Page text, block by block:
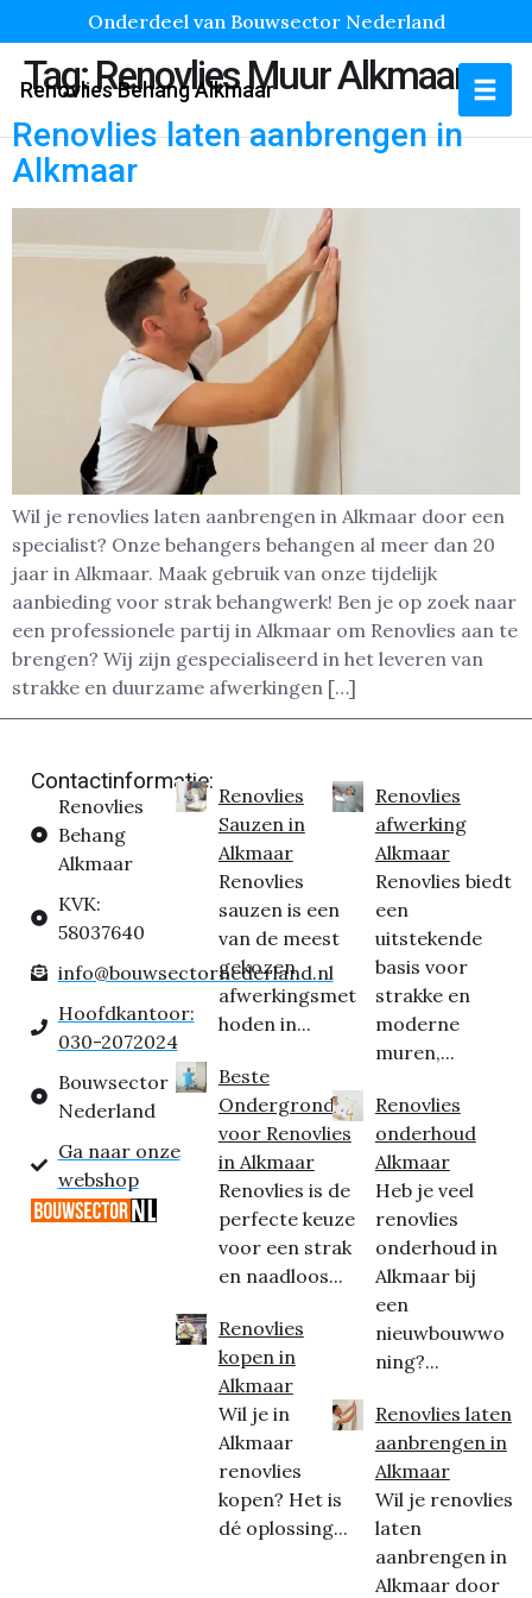
Onderdeel van Bouwsector Nederland
Renovlies Behang Alkmaar
Tag:Renovlies Muur Alkmaar
Renovlies laten aanbrengen in
Alkmaar
Wil je renovlies laten aanbrengen in Alkmaar door een
specialist? Onze behangers behangen al meer dan 20
jaar in Alkmaar. Maak gebruik van onze tijdelijk
aanbieding voor strak behangwerk! Ben je op zoek naar
een professionele partij in Alkmaar om Renovlies aan te
brengen? Wij zijn gespecialiseerd in het leveren van
strakke en duurzame afwerkingen […]
Contactinformatie:
Renovlies
Behang
Alkmaar
KVK:
58037640
info@bouwsectornederland.nl
Hoofdkantoor:
030-2072024
Bouwsector
Nederland
Ga naar onze
webshop
Renovlies
Sauzen in
Alkmaar
Renovlies
sauzen is een
van de meest
gekozen
afwerkingsmet
hoden in...
Beste
Ondergrond
voor Renovlies
in Alkmaar
Renovlies is de
perfecte keuze
voor een strak
en naadloos...
Renovlies
kopen in
Alkmaar
Wil je in
Alkmaar
renovlies
kopen? Het is
dé oplossing...
Renovlies
afwerking
Alkmaar
Renovlies biedt
een
uitstekende
basis voor
strakke en
moderne
muren,...
Renovlies
onderhoud
Alkmaar
Heb je veel
renovlies
onderhoud in
Alkmaar bij
een
nieuwbouwwo
ning?...
Renovlies laten
aanbrengen in
Alkmaar
Wil je renovlies
laten
aanbrengen in
Alkmaar door